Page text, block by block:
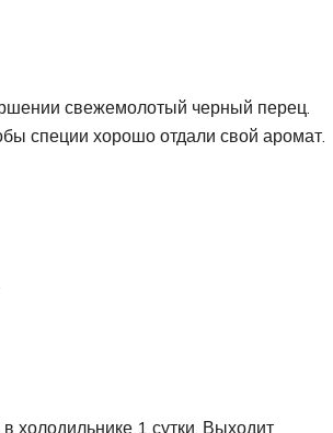
свежемолотый черный перец.
специи хорошо отдали свой аромат.
холодильнике 1 сутки. Выходит